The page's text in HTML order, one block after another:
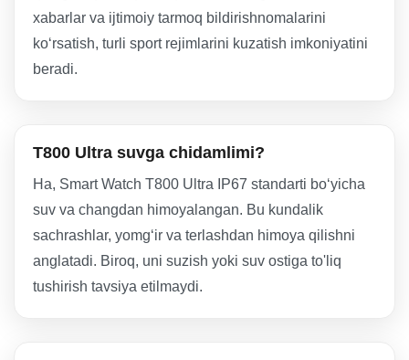
xabarlar va ijtimoiy tarmoq bildirishnomalarini
ko‘rsatish, turli sport rejimlarini kuzatish imkoniyatini
beradi.
T800 Ultra suvga chidamlimi?
Ha, Smart Watch T800 Ultra IP67 standarti bo‘yicha
suv va changdan himoyalangan. Bu kundalik
sachrashlar, yomg‘ir va terlashdan himoya qilishni
anglatadi. Biroq, uni suzish yoki suv ostiga to'liq
tushirish tavsiya etilmaydi.